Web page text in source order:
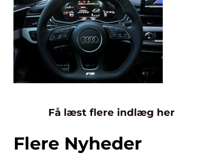
Få læst flere indlæg her
Flere Nyheder